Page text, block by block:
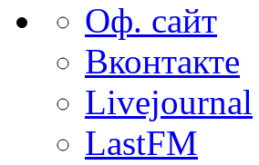
Оф. сайт
Вконтакте
Livejournal
LastFM